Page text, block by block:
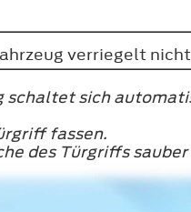
verriegelt
schaltet sich
fassen.
des Türgriffs